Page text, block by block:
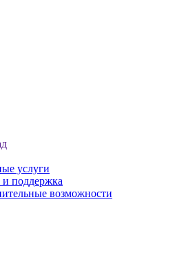
услуги
поддержка
возможности